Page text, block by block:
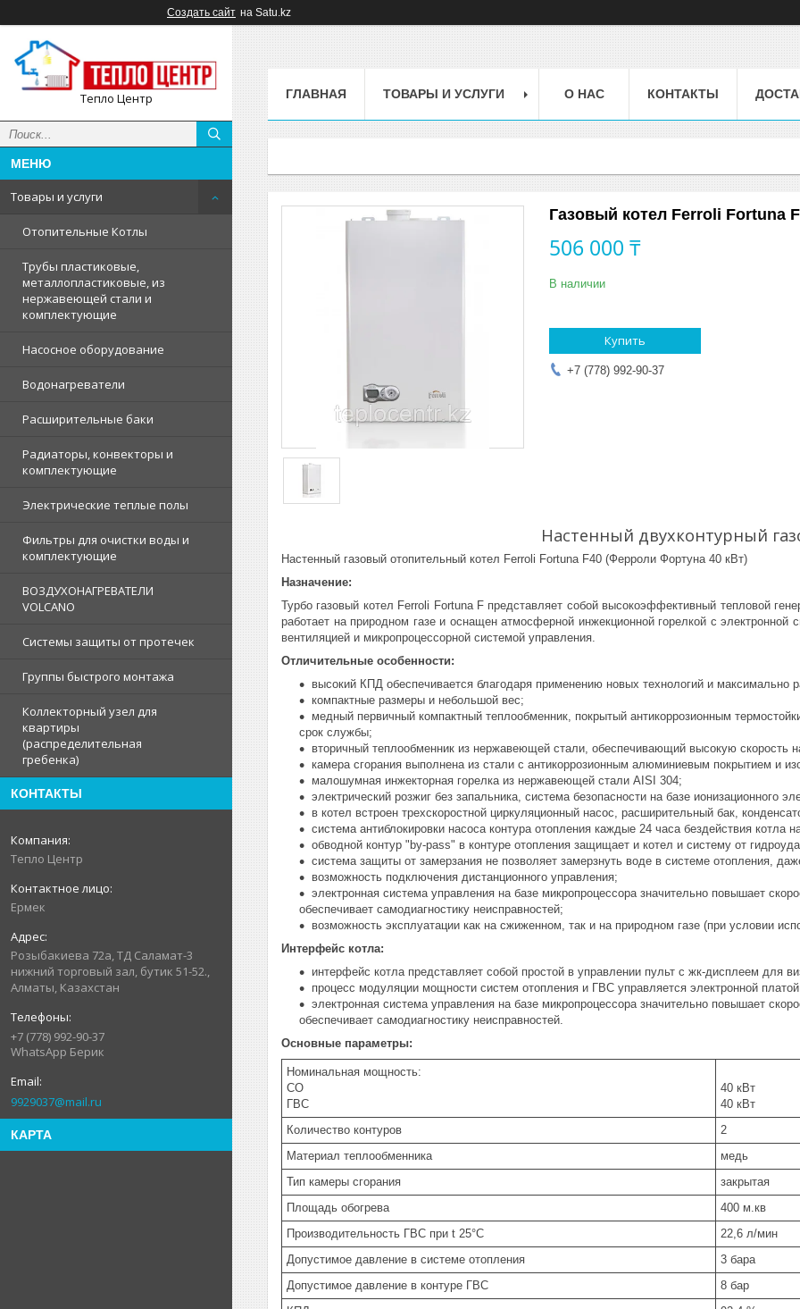
Создать сайт на Satu.kz
Тепло Центр
Товары и услуги
Отопительные Котлы
Трубы пластиковые,
металлопластиковые, из
нержавеющей стали и
комплектующие
Насосное оборудование
Водонагреватели
Расширительные баки
Радиаторы, конвекторы и
комплектующие
Электрические теплые полы
Фильтры для очистки воды и
комплектующие
ВОЗДУХОНАГРЕВАТЕЛИ
VOLCANO
Системы защиты от протечек
Группы быстрого монтажа
Коллекторный узел для
квартиры
(распределительная
гребенка)
КОНТАКТЫ
Тепло Центр
Ермек
Розыбакиева 72а, ТД Саламат-3
нижний торговый зал, бутик 51-52.,
Алматы, Казахстан
+7 (778) 992-90-37
WhatsApp Берик
9929037@mail.ru
КАРТА
ГЛАВНАЯ ТОВАРЫ И УСЛУГИ О НАС КОНТАКТЫ
Газовый котел Ferroli Fortuna
506 000 ₸
В наличии
Купить
+7 (778) 992-90-37
Настенный двухконтурный
Настенный газовый отопительный котел Ferroli Fortuna F40 (Ферроли Фортуна 40 кВт)
Назначение:
Турбо газовый котел Ferroli Fortuna F представляет собой высокоэффективный тепловой
работает на природном газе и оснащен атмосферной инжекционной горелкой с электронной
вентиляцией и микропроцессорной системой управления.
Отличительные особенности:
высокий КПД обеспечивается благодаря применению новых технологий и максимально
компактные размеры и небольшой вес;
медный первичный компактный теплообменник, покрытый антикоррозионным
срок службы;
вторичный теплообменник из нержавеющей стали, обеспечивающий высокую скорость
камера сгорания выполнена из стали с антикоррозионным алюминиевым покрытием и
малошумная инжекторная горелка из нержавеющей стали AISI 304;
электрический розжиг без запальника, система безопасности на базе ионизационного
в котел встроен трехскоростной циркуляционный насос, расширительный бак,
система антиблокировки насоса контура отопления каждые 24 часа бездействия котла
обводной контур "by-pass" в контуре отопления защищает и котел и систему от
система защиты от замерзания не позволяет замерзнуть воде в системе отопления,
возможность подключения дистанционного управления;
электронная система управления на базе микропроцессора значительно повышает
обеспечивает самодиагностику неисправностей;
возможность эксплуатации как на сжиженном, так и на природном газе (при условии
Интерфейс котла:
интерфейс котла представляет собой простой в управлении пульт с жк-дисплеем для
процесс модуляции мощности систем отопления и ГВС управляется электронной
электронная система управления на базе микропроцессора значительно повышает
обеспечивает самодиагностику неисправностей.
Основные параметры:
Номинальная мощность:
СО
ГВС
40 кВт
40 кВт
Количество контуров
2
Материал теплообменника
медь
Тип камеры сгорания
закрытая
Площадь обогрева
400 м.кв
Производительность ГВС при t 25°С
22,6 л/мин
Допустимое давление в системе отопления
3 бара
Допустимое давление в контуре ГВС
8 бар